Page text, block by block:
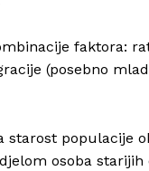
faktora:
(posebno
starost populacije
osoba